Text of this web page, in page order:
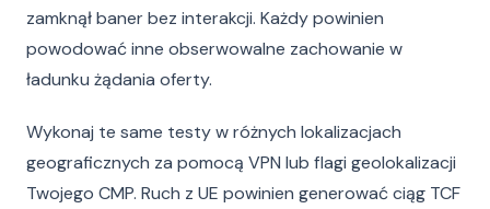
zamknął baner bez interakcji. Każdy powinien
powodować inne obserwowalne zachowanie w
ładunku żądania oferty.
Wykonaj te same testy w różnych lokalizacjach
geograficznych za pomocą VPN lub flagi geolokalizacji
Twojego CMP. Ruch z UE powinien generować ciąg TCF